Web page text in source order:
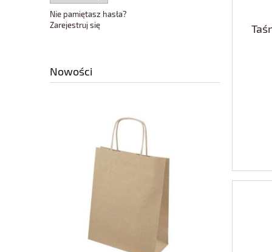
Nie pamiętasz hasła?
Zarejestruj się
Nowości